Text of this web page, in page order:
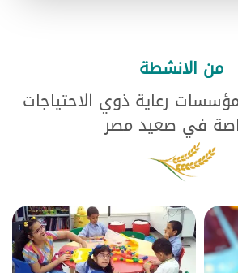
من الانشطة
رعاية ذوي الاحتياجات
في صعيد مصر